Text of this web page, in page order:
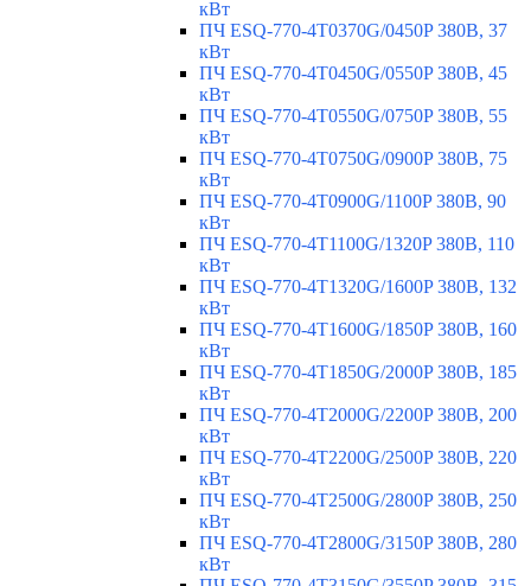
кВт
ПЧ ESQ-770-4T0370G/0450P 380В, 37
кВт
ПЧ ESQ-770-4T0450G/0550P 380В, 45
кВт
ПЧ ESQ-770-4T0550G/0750P 380В, 55
кВт
ПЧ ESQ-770-4T0750G/0900P 380В, 75
кВт
ПЧ ESQ-770-4T0900G/1100P 380В, 90
кВт
ПЧ ESQ-770-4T1100G/1320P 380В, 110
кВт
ПЧ ESQ-770-4T1320G/1600P 380В, 132
кВт
ПЧ ESQ-770-4T1600G/1850P 380В, 160
кВт
ПЧ ESQ-770-4T1850G/2000P 380В, 185
кВт
ПЧ ESQ-770-4T2000G/2200P 380В, 200
кВт
ПЧ ESQ-770-4T2200G/2500P 380В, 220
кВт
ПЧ ESQ-770-4T2500G/2800P 380В, 250
кВт
ПЧ ESQ-770-4T2800G/3150P 380В, 280
кВт